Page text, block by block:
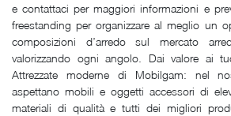
e contattaci per maggiori informazioni e
freestanding per organizzare al meglio un
composizioni d’arredo sul mercato
valorizzando ogni angolo. Dai valore ai
Attrezzate moderne di Mobilgam: nel
aspettano mobili e oggetti accessori di
materiali di qualità e tutti dei migliori